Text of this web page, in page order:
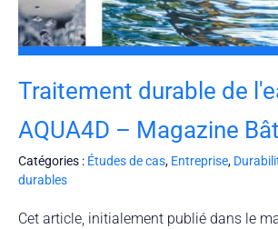
Traitement durable de
AQUA4D – Magazine
Catégories : Études de cas, Entreprise,
durables
Cet article, initialement publié dans le